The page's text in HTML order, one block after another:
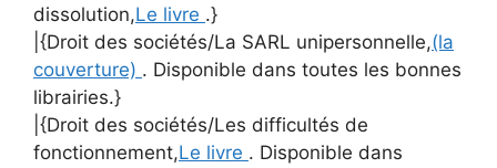
dissolution,Le livre .}
|{Droit des sociétés/La SARL unipersonnelle,(la
couverture) . Disponible dans toutes les bonnes
librairies.}
|{Droit des sociétés/Les difficultés de
fonctionnement,Le livre . Disponible dans